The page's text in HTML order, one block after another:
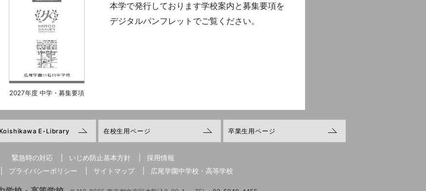
2027年度 中学・募集要項
本学で発行しております学校案内と募集要項を
デジタルパンフレットでご覧ください。
E-Library 在校生用ページ 卒業生用ページ
緊急時の対応 いじめ防止基本方針
採用情報
プライバシーポリシー サイトマップ 広尾学園中学校・高等学校